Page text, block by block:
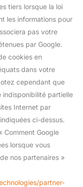
tiers lorsque la loi
les informations pour
pas votre
par Google.
cookies en
dans votre
cependant que
partielle
Internet par
ci-dessus.
Comment Google
lorsque vous
nos partenaires »
partner-